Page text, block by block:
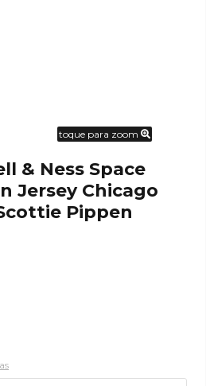
toque para zoom
& Ness Space
Jersey Chicago
Pippen